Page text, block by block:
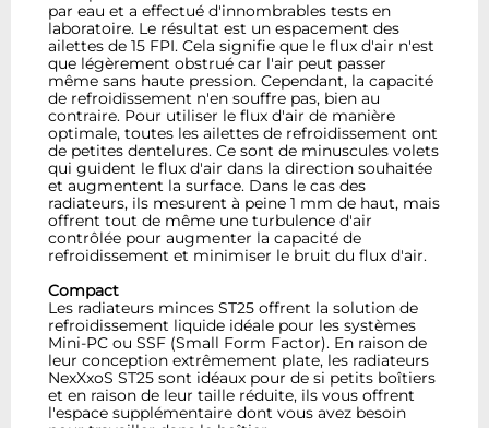
par eau et a effectué d'innombrables tests en
laboratoire. Le résultat est un espacement des
ailettes de 15 FPI. Cela signifie que le flux d'air n'est
que légèrement obstrué car l'air peut passer
même sans haute pression. Cependant, la capacité
de refroidissement n'en souffre pas, bien au
contraire. Pour utiliser le flux d'air de manière
optimale, toutes les ailettes de refroidissement ont
de petites dentelures. Ce sont de minuscules volets
qui guident le flux d'air dans la direction souhaitée
et augmentent la surface. Dans le cas des
radiateurs, ils mesurent à peine 1 mm de haut, mais
offrent tout de même une turbulence d'air
contrôlée pour augmenter la capacité de
refroidissement et minimiser le bruit du flux d'air.
Compact
Les radiateurs minces ST25 offrent la solution de
refroidissement liquide idéale pour les systèmes
Mini-PC ou SSF (Small Form Factor). En raison de
leur conception extrêmement plate, les radiateurs
NexXxoS ST25 sont idéaux pour de si petits boîtiers
et en raison de leur taille réduite, ils vous offrent
l'espace supplémentaire dont vous avez besoin